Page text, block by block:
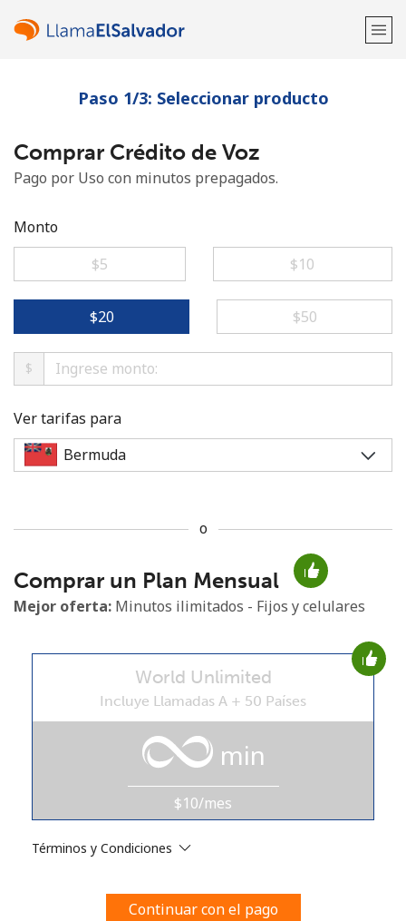
¡Bienvenido!
¿Ya tienes una cuenta?Inicia sesión →
No se ha creado una contraseña
Mínimo 8 caracteres
Una letra mayúscula y una minúscula
Un número
estosTérminos y condiciones.
Únete
Paso 1/3: Seleccionar producto
Comprar Crédito de Voz
Pago por Uso con minutos prepagados.
Monto
⁦$5⁩
⁦$10⁩
⁦$20⁩ ⁦$50⁩
$
Ver tarifas para
o
Comprar un Plan Mensual
Mejor oferta: Minutos ilimitados - Fijos y celulares
World Unlimited
Incluye Llamadas A + 50 Países
min
$10/mes
Términos y Condiciones
Continuar con el pago